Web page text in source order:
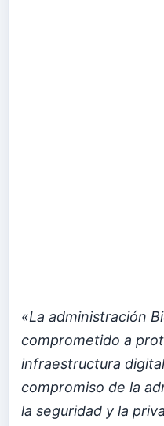
«La administración
comprometido a
infraestructura
compromiso de la
la seguridad y la